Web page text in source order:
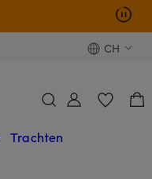
CH
Trachten